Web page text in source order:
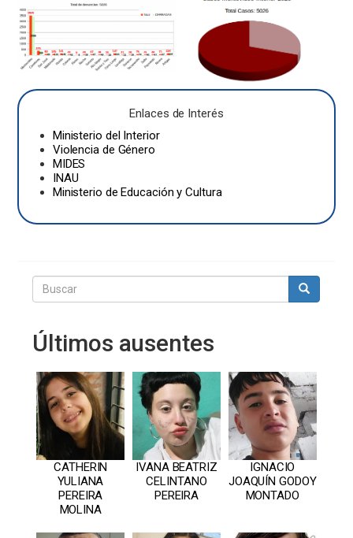
Enlaces de Interés
Ministerio del Interior
Violencia de Género
MIDES
INAU
Ministerio de Educación y Cultura
Buscar Buscar
Últimos ausentes
CATHERIN
YULIANA
PEREIRA
MOLINA
IVANA BEATRIZ
CELINTANO
PEREIRA
IGNACIO
JOAQUÍN GODOY
MONTADO